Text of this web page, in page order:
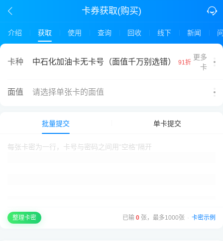
卡券获取(购买)
介绍 获取 使用 查询 回收 线下 新闻
卡种 中石化加油卡无卡号（面值千万别选错） 91折
更多
卡
面值 请选择单张卡的面值
批量提交 单卡提交
整理卡密 已输 0 张，最多1000张 · 卡密示例